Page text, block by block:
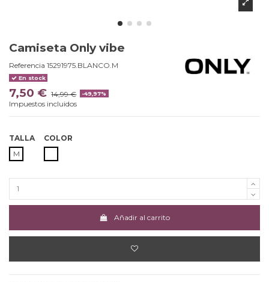
Camiseta Only vibe
Referencia 15291975.BLANCO.M
En stock
7,50 € 14,99 € -49,97%
Impuestos incluidos
TALLA
M
COLOR
Añadir al carrito